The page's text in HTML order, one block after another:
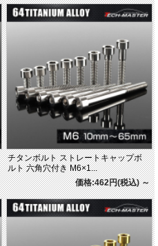
チタンボルト ストレートキャップボ
ルト 六角穴付き M6×1...
価格:462円(税込)～